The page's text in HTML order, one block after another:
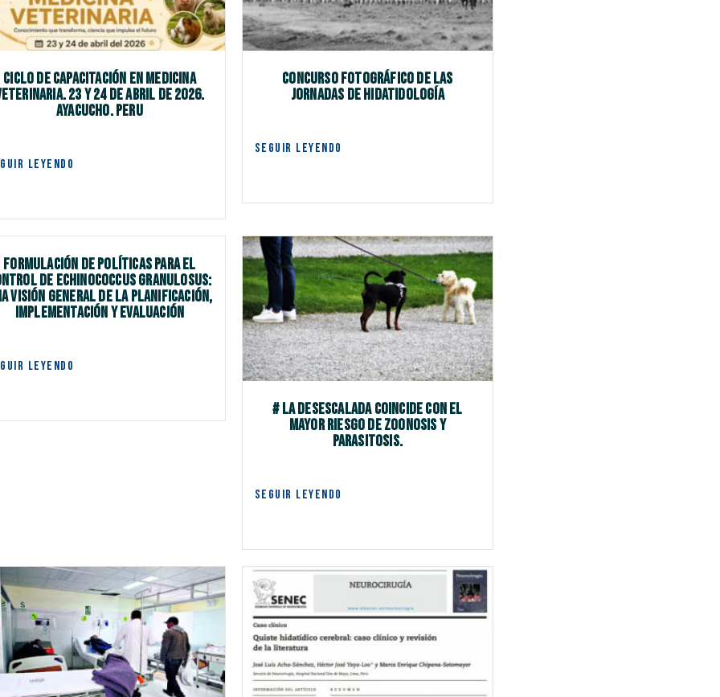
Ciclo de capacitación en Medicina
23 y 24 de abril de 2026.
Ayacucho. PERU
LEYENDO
Concurso fotográfico de las
Jornadas de Hidatidología
SEGUIR LEYENDO
Formulación de políticas para el
de Echinococcus granulosus:
visión general de la planificación,
implementación y evaluación
LEYENDO
# La desescalada coincide con el
mayor riesgo de zoonosis y
parasitosis.
SEGUIR LEYENDO